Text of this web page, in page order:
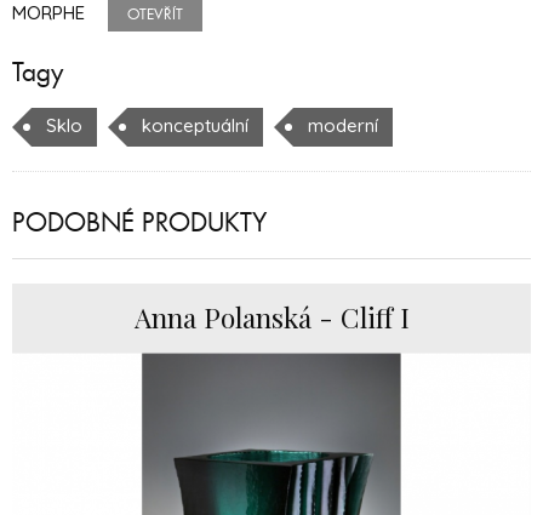
MORPHE OTEVŘÍT
Tagy
Sklo konceptuální moderní
PODOBNÉ PRODUKTY
Anna Polanská - Cliff I